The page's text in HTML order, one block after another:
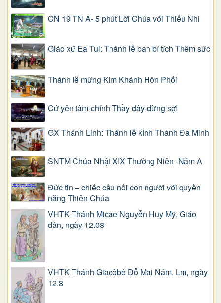
CN 19 TN A- 5 phút Lời Chúa với Thiếu Nhi
Giáo xứ Ea Tul: Thánh lễ ban bí tích Thêm sức
Thánh lễ mừng Kim Khánh Hôn Phối
Cứ yên tâm-chính Thầy đây-đừng sợ!
GX Thánh Linh: Thánh lễ kính Thánh Đa Minh
SNTM Chúa Nhật XIX Thường Niên -Năm A
Đức tin – chiếc cầu nối con người với quyền
năng Thiên Chúa
VHTK Thánh Micae Nguyễn Huy Mỹ, Giáo
dân, ngày 12.08
VHTK Thánh Giacôbê Ðỗ Mai Năm, Lm, ngày
12.8